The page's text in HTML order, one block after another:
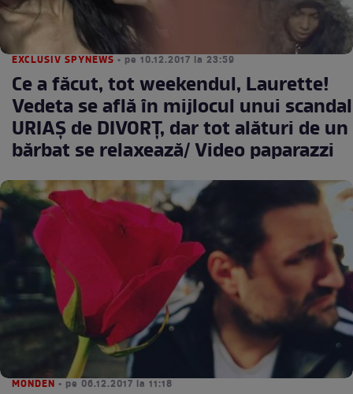
EXCLUSIV SPYNEWS • pe 10.12.2017 la 23:59
Ce a făcut, tot weekendul, Laurette!
Vedeta se află în mijlocul unui scandal
URIAȘ de DIVORȚ, dar tot alături de un
bărbat se relaxează/ Video paparazzi
MONDEN • pe 06.12.2017 la 11:18